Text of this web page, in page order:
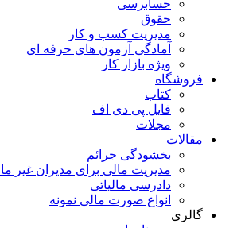
حسابرسی
حقوق
مدیریت کسب و کار
آمادگی آزمون های حرفه ای
ویژه بازار کار
فروشگاه
کتاب
فایل پی دی اف
مجلات
مقالات
بخشودگی جرائم
مدیریت مالی برای مدیران غیر
دادرسی مالیاتی
انواع صورت مالی نمونه
گالری